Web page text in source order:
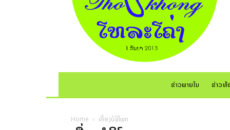
ຂ່າວພາຍໃນ ຂ່າວທ້
Home ເຄື່ອງບໍລິໂພກ